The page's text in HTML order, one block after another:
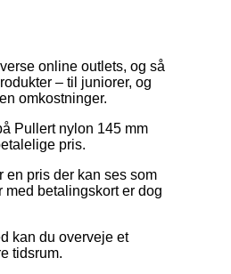
online outlets, og så
– til juniorer, og
omkostninger.
Pullert nylon 145 mm
pris.
pris der kan ses som
betalingskort er dog
kan du overveje et
tidsrum.